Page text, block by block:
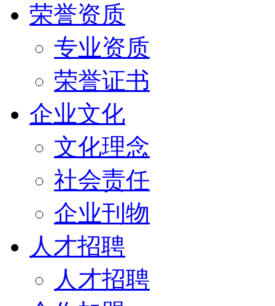
荣誉资质
专业资质
荣誉证书
企业文化
文化理念
社会责任
企业刊物
人才招聘
人才招聘